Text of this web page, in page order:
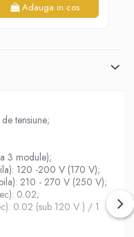
Adauga in cos
tensiune;
3 module);
120 -200 V (170 V);
210 - 270 V (250 V);
0.02;
0.02 (sub 120 V ) / 1